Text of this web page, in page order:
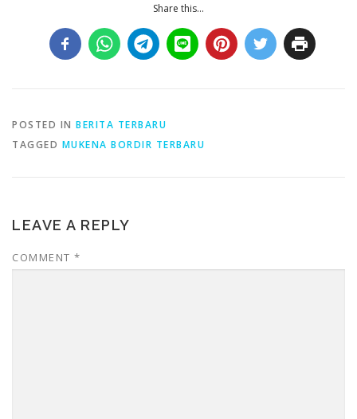
Share this...
POSTED IN BERITA TERBARU
TAGGED MUKENA BORDIR TERBARU
LEAVE A REPLY
COMMENT *